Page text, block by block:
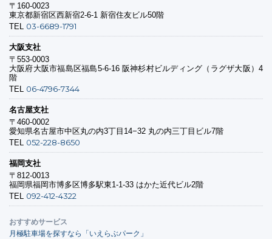
〒160-0023
東京都新宿区西新宿2-6-1 新宿住友ビル50階
TEL 03-6689-1791
大阪支社
〒553-0003
大阪府大阪市福島区福島5-6-16 阪神杉村ビルディング（ラグザ大阪）4
階
TEL 06-4796-7344
名古屋支社
〒460-0002
愛知県名古屋市中区丸の内3丁目14−32 丸の内三丁目ビル7階
TEL 052-228-8650
福岡支社
〒812-0013
福岡県福岡市博多区博多駅東1-1-33 はかた近代ビル2階
TEL 092-412-4322
おすすめサービス
月極駐車場を探すなら「いえらぶパーク」